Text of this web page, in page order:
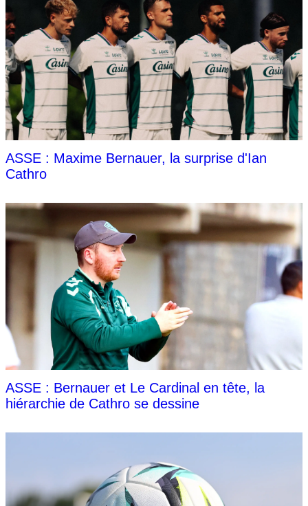
ASSE : Maxime Bernauer, la surprise d'Ian
Cathro
ASSE : Bernauer et Le Cardinal en tête, la
hiérarchie de Cathro se dessine